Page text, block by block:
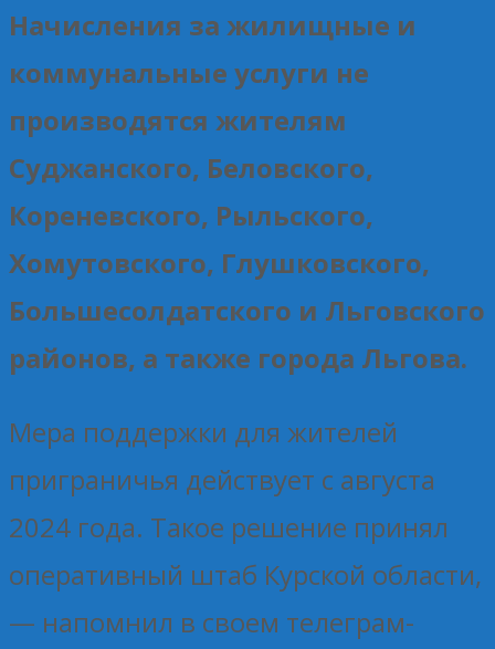
Начисления за жилищные и
коммунальные услуги не
производятся жителям
Суджанского, Беловского,
Кореневского, Рыльского,
Хомутовского, Глушковского,
Большесолдатского и Льговского
районов, а также города Льгова.
Мера поддержки для жителей
приграничья действует с августа
2024 года. Такое решение принял
оперативный штаб Курской области,
— напомнил в своем телеграм-